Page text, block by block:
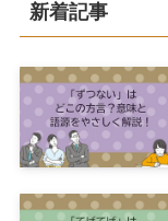
新着記事